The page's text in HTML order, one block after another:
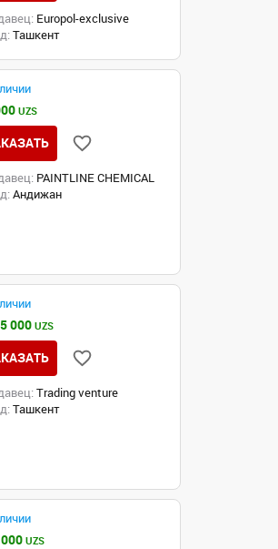
Europol-exclusive
Ташкент
UZS
PAINTLINE CHEMICAL
Андижан
000UZS
Trading venture
Ташкент
000UZS